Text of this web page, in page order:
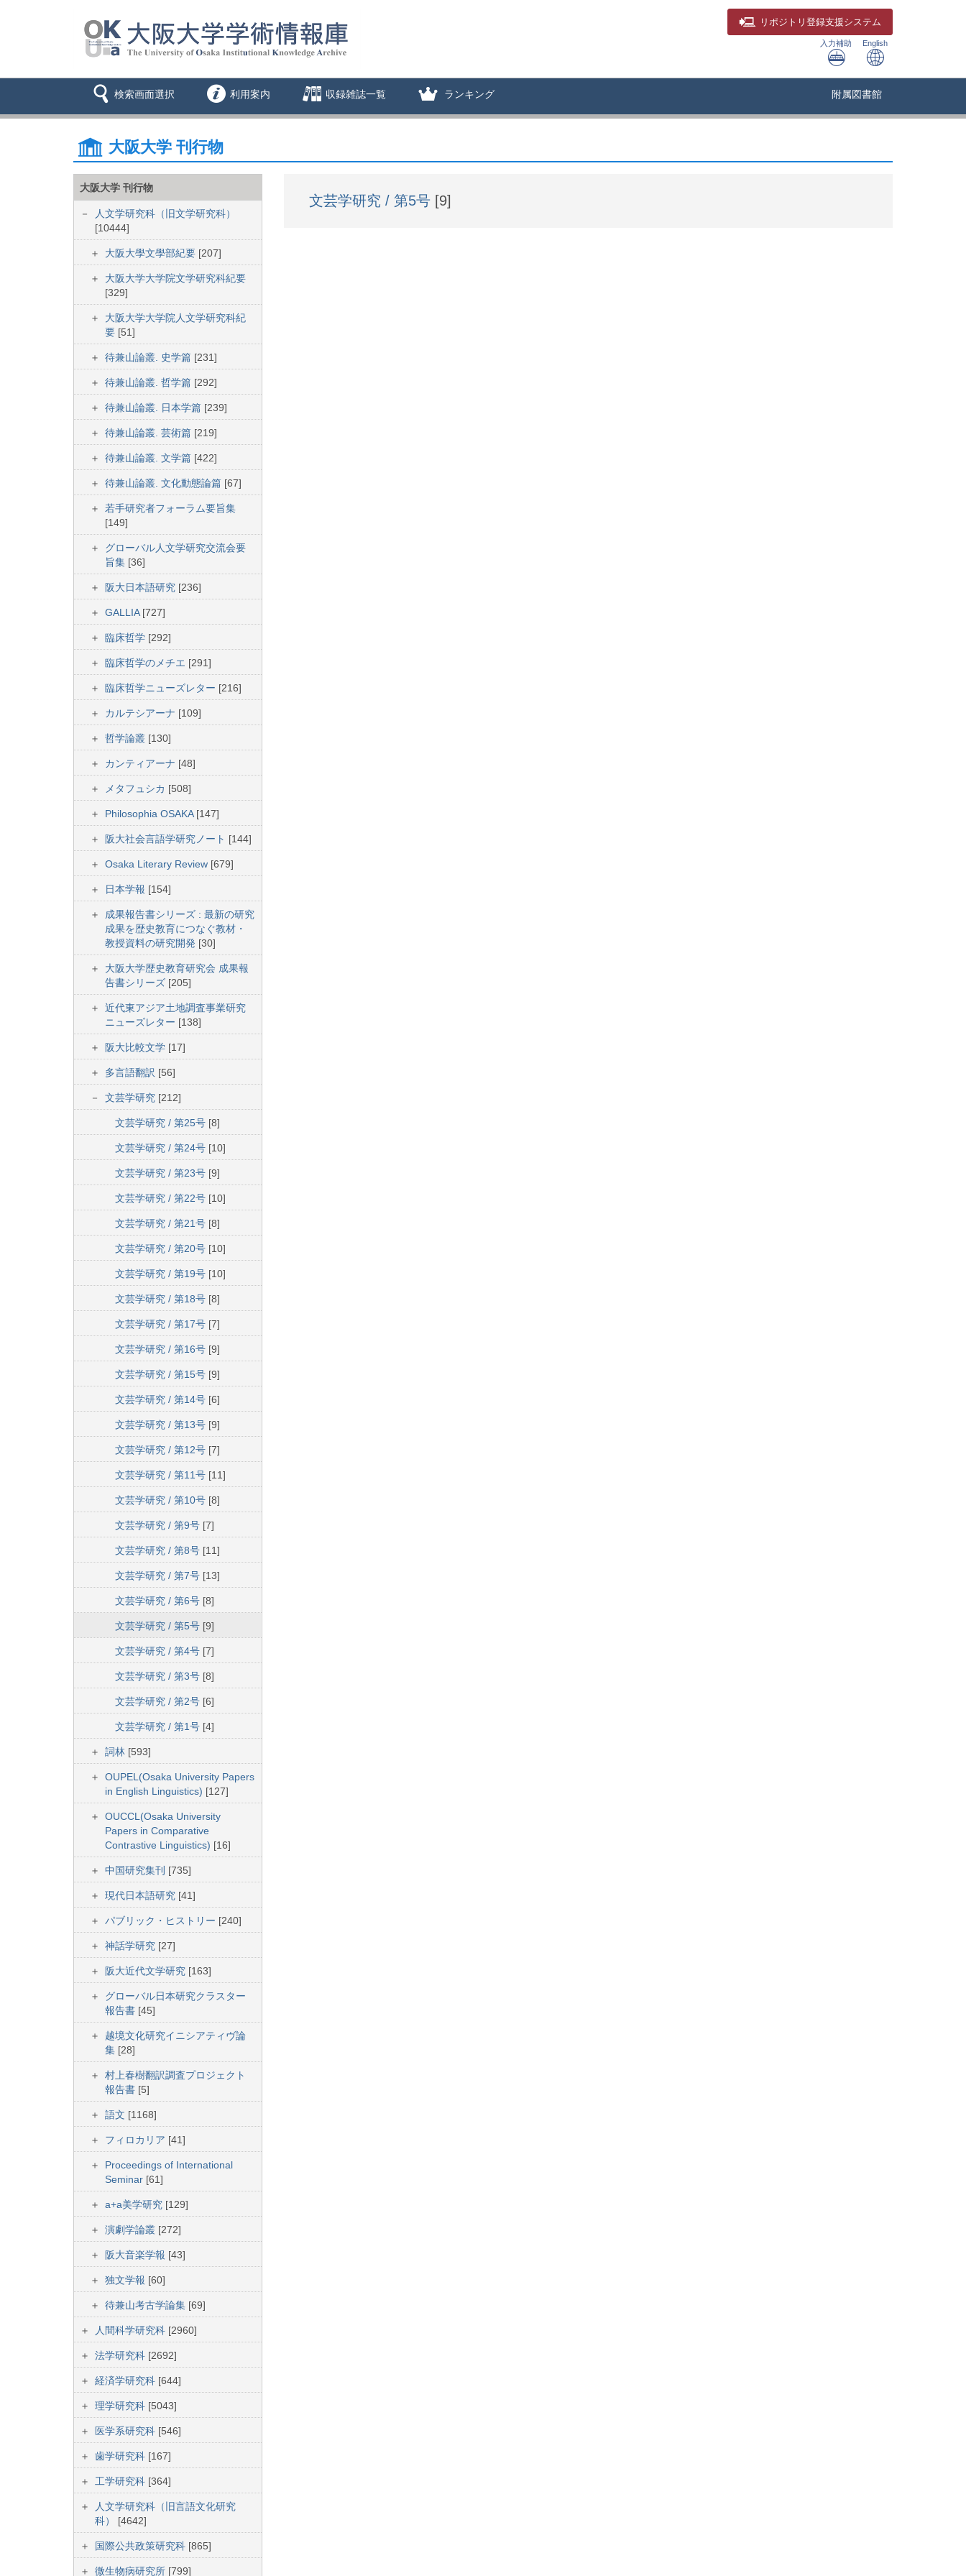
リポジトリ 登録支援システム
入力補助 English
検索画面選択 利用案内 収録雑誌一覧 ランキング 附属図書館
大阪大学 刊行物
大阪大学 刊行物
人文学研究科（旧文学研究科）
[10444]
大阪大學文學部紀要 [207]
大阪大学大学院文学研究科紀要
[329]
大阪大学大学院人文学研究科紀
要 [51]
待兼山論叢. 史学篇 [231]
待兼山論叢. 哲学篇 [292]
待兼山論叢. 日本学篇 [239]
待兼山論叢. 芸術篇 [219]
待兼山論叢. 文学篇 [422]
待兼山論叢. 文化動態論篇 [67]
若手研究者フォーラム要旨集
[149]
グローバル人文学研究交流会要
旨集 [36]
阪大日本語研究 [236]
GALLIA[727]
臨床哲学 [292]
臨床哲学のメチエ [291]
臨床哲学ニューズレター [216]
カルテシアーナ [109]
哲学論叢 [130]
カンティアーナ [48]
メタフュシカ [508]
Philosophia OSAKA[147]
阪大社会言語学研究ノート [144]
Osaka Literary Review [679]
日本学報 [154]
成果報告書シリーズ : 最新の研究
成果を歴史教育につなぐ教材・
教授資料の研究開発 [30]
大阪大学歴史教育研究会 成果報
告書シリーズ [205]
近代東アジア土地調査事業研究
ニューズレター [138]
阪大比較文学 [17]
多言語翻訳 [56]
文芸学研究 [212]
文芸学研究 / 第25号 [8]
文芸学研究 / 第24号 [10]
文芸学研究 / 第23号 [9]
文芸学研究 / 第22号 [10]
文芸学研究 / 第21号 [8]
文芸学研究 / 第20号 [10]
文芸学研究 / 第19号 [10]
文芸学研究 / 第18号 [8]
文芸学研究 / 第17号 [7]
文芸学研究 / 第16号 [9]
文芸学研究 / 第15号 [9]
文芸学研究 / 第14号 [6]
文芸学研究 / 第13号 [9]
文芸学研究 / 第12号 [7]
文芸学研究 / 第11号 [11]
文芸学研究 / 第10号 [8]
文芸学研究 / 第9号 [7]
文芸学研究 / 第8号 [11]
文芸学研究 / 第7号 [13]
文芸学研究 / 第6号 [8]
文芸学研究 / 第5号 [9]
文芸学研究 / 第4号 [7]
文芸学研究 / 第3号 [8]
文芸学研究 / 第2号 [6]
文芸学研究 / 第1号 [4]
詞林 [593]
OUPEL(Osaka University Papers
in English Linguistics) [127]
OUCCL(Osaka University
Papers in Comparative
Contrastive Linguistics) [16]
中国研究集刊 [735]
現代日本語研究 [41]
パブリック・ヒストリー [240]
神話学研究 [27]
阪大近代文学研究 [163]
グローバル日本研究クラスター
報告書 [45]
越境文化研究イニシアティヴ論
集 [28]
村上春樹翻訳調査プロジェクト
報告書 [5]
語文 [1168]
フィロカリア [41]
Proceedings of International
Seminar [61]
a+a美学研究 [129]
演劇学論叢 [272]
阪大音楽学報 [43]
独文学報 [60]
待兼山考古学論集 [69]
人間科学研究科 [2960]
法学研究科 [2692]
経済学研究科 [644]
理学研究科 [5043]
医学系研究科 [546]
歯学研究科 [167]
工学研究科 [364]
人文学研究科（旧言語文化研究
科） [4642]
国際公共政策研究科 [865]
微生物病研究所 [799]
文芸学研究 / 第5号 [9]